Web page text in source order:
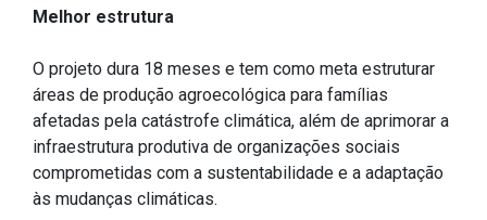
Outros
Notícias
Contato
Página Inicial
Melhor estrutura
O projeto dura 18 meses e tem como meta estruturar
áreas de produção agroecológica para famílias
afetadas pela catástrofe climática, além de aprimorar a
infraestrutura produtiva de organizações sociais
comprometidas com a sustentabilidade e a adaptação
às mudanças climáticas.